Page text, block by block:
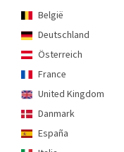
België
Deutschland
Österreich
France
United Kingdom
Danmark
España